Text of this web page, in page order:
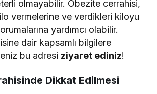
olmayabilir. Obezite cerrahisi,
vermelerine ve verdikleri kiloyu
yardımcı olabilir.
dair kapsamlı bilgilere
bu adresi ziyaret ediniz!
Dikkat Edilmesi